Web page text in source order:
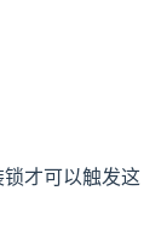
才可以触发这